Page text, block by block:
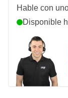
Hable con
Disponible